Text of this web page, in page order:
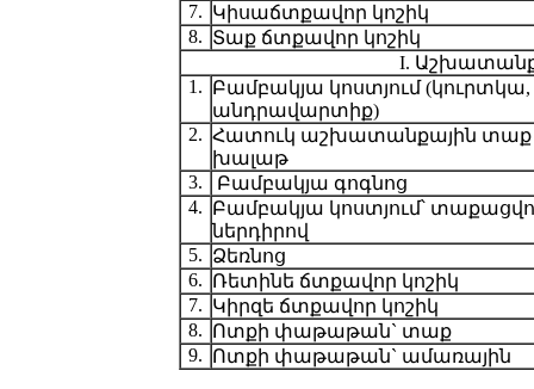
7. Կիսաճտքավոր կոշիկ
8. Տաք ճտքավոր կոշիկ
I.
1. Բամբակյա կոստյում (կուրտկա,
անդրավարտիք)
2. Հատուկ աշխատանքային տաք
խալաթ
3.
Բամբակյա գոգնոց
4. Բամբակյա կոստյում՝
ներդիրով
5. Ձեռնոց
6. Ռետինե ճտքավոր կոշիկ
7. Կիրզե ճտքավոր կոշիկ
8. Ոտքի փաթաթան` տաք
9. Ոտքի փաթաթան` ամառային